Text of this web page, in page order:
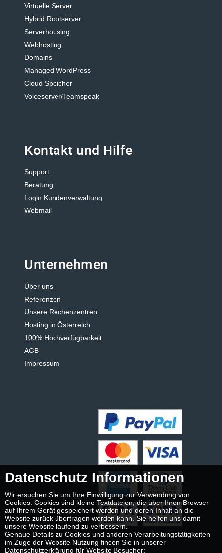
Virtuelle Server
Hybrid Rootserver
Serverhousing
Webhosting
Domains
Managed WordPress
Cloud Speicher
Voiceserver/Teamspeak
Kontakt und Hilfe
Support
Beratung
Login Kundenverwaltung
Webmail
Unternehmen
Über uns
Referenzen
Unsere Rechenzentren
Hosting in Österreich
100% Hochverfügbarkeit
AGB
Impressum
Datenschutz Informationen
Wir ersuchen Sie um Ihre Einwilligung zur Verwendung von
Cookies. Cookies sind kleine Textdateien, die über Ihren Browser
auf Ihrem Gerät gespeichert werden und deren Inhalt an die
Website zurück übertragen werden kann. Sie helfen uns damit
unsere Website laufend zu verbessern.
Genaue Details zu Cookies und anderen Verarbeitungstätigkeiten
im Zuge der Website Nutzung finden Sie in unserer
Datenschutzerklärung für Website Besucher: